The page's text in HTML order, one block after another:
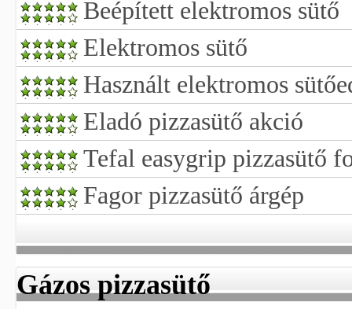
Beépített elektromos sütő
Elektromos sütő
Használt elektromos
Eladó pizzasütő akció
Tefal easygrip pizzasütő
Fagor pizzasütő árgép
Gázos pizzasütő